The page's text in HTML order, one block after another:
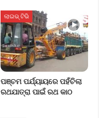
ଲାଇଭ୍ ଟିଭି
ପଞ୍ଚମ ପର୍ଯ୍ୟାୟରେ ପହଁଚିଲା
ରଥଯାତ୍ରା ପାଇଁ ରଥ କାଠ